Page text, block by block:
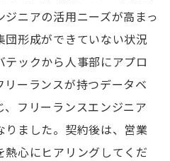
ニアの活用ニーズが高まっ
団形成ができていない状況
ックから人事部にアプロ
ーランスが持つデータベ
フリーランスエンジニア
りました。契約後は、営業
熱心にヒアリングしてくだ